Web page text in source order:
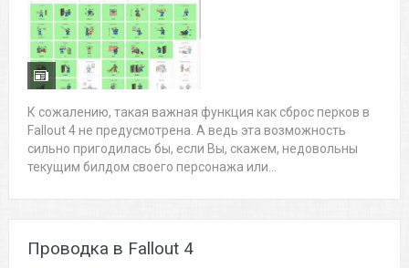
К сожалению, такая важная функция как сброс перков в
Fallout 4 не предусмотрена. А ведь эта возможность
сильно пригодилась бы, если Вы, скажем, недовольны
текущим билдом своего персонажа или...
Проводка в Fallout 4